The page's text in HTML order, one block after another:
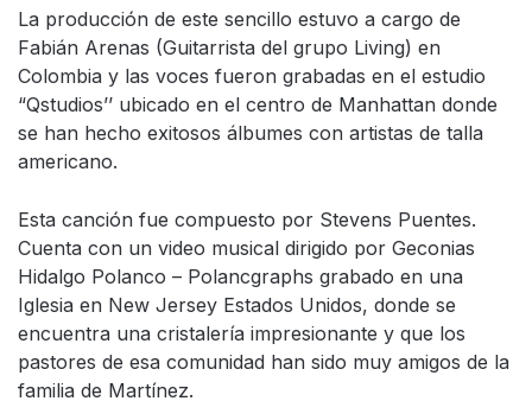
La producción de este sencillo estuvo a cargo de
Fabián Arenas (Guitarrista del grupo Living) en
Colombia y las voces fueron grabadas en el estudio
“Qstudios’’ ubicado en el centro de Manhattan donde
se han hecho exitosos álbumes con artistas de talla
americano.
Esta canción fue compuesto por Stevens Puentes.
Cuenta con un video musical dirigido por Geconias
Hidalgo Polanco – Polancgraphs grabado en una
Iglesia en New Jersey Estados Unidos, donde se
encuentra una cristalería impresionante y que los
pastores de esa comunidad han sido muy amigos de la
familia de Martínez.